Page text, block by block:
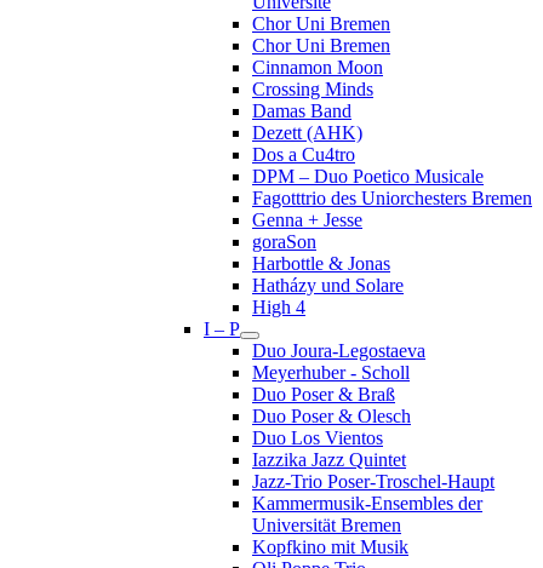
Chor Uni Bremen
Chor Uni Bremen
Cinnamon Moon
Crossing Minds
Damas Band
Dezett (AHK)
Dos a Cu4tro
DPM – Duo Poetico Musicale
Fagotttrio des Uniorchesters Bremen
Genna + Jesse
goraSon
Harbottle & Jonas
Hatházy und Solare
High 4
I – P
Duo Joura-Legostaeva
Meyerhuber - Scholl
Duo Poser & Braß
Duo Poser & Olesch
Duo Los Vientos
Iazzika Jazz Quintet
Jazz-Trio Poser-Troschel-Haupt
Kammermusik-Ensembles der
Universität Bremen
Kopfkino mit Musik